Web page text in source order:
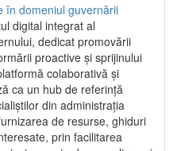
în domeniul guvernării
digital integrat al
dedicat promovării
proactive și sprijinului
colaborativă și
ca un hub de referință
din administrația
de resurse, ghiduri
prin facilitarea